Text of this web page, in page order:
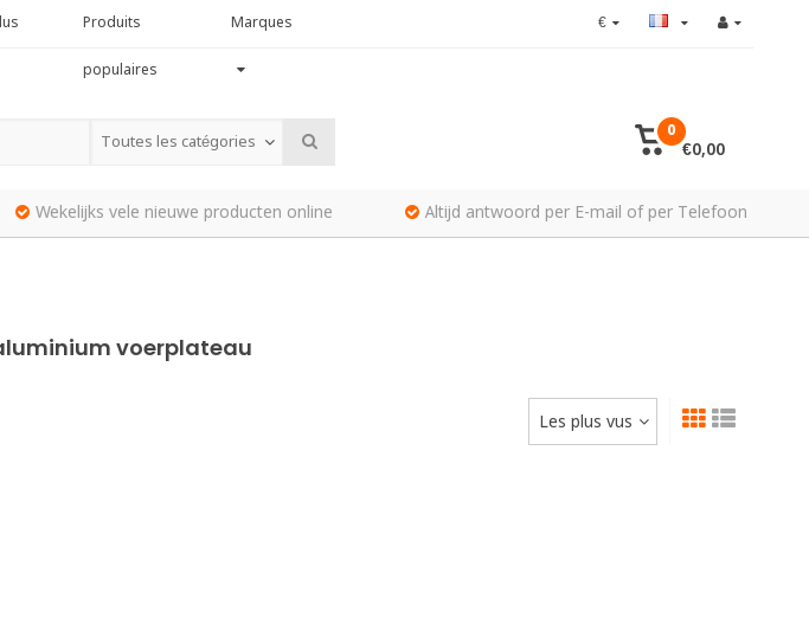
Produits
populaires
Marques €
Toutes les catégories
0
€0,00
Wekelijks vele nieuwe producten online Altijd antwoord per E-mail of per Telefoon
voerplateau
Les plus vus